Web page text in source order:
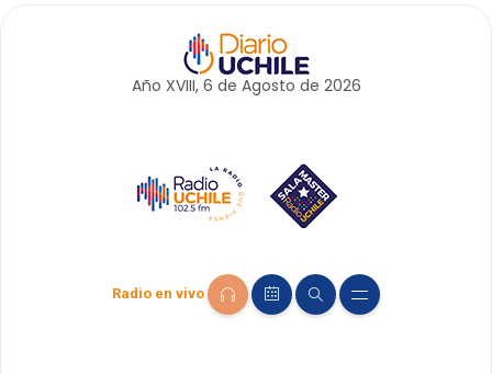
Año XVIII, 6 de Agosto de 2026
Radio en vivo